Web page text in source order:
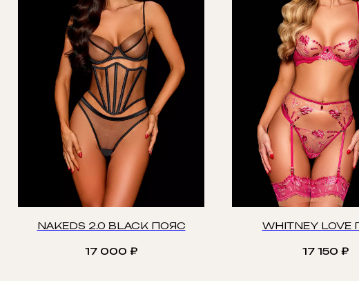
NAKEDS 2.0 BLACK ПОЯС
17 000 ₽
WHITNEY
17 150 ₽